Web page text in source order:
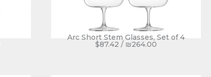
Arc Short Stem Glasses, Set of 4
₪264.00
/
$87.42